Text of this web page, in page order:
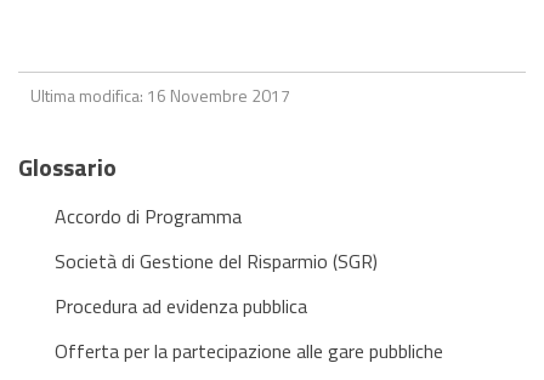
Ultima modifica: 16 Novembre 2017
Glossario
Accordo di Programma
Società di Gestione del Risparmio (SGR)
Procedura ad evidenza pubblica
Offerta per la partecipazione alle gare pubbliche